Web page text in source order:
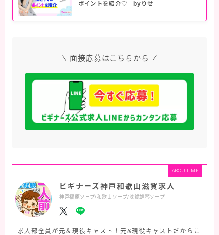
ポイントを紹介♡ byりせ
面接応募はこちらから
ABOUT ME
ビギナーズ神戸和歌山滋賀求人
神戸福原ソープ/和歌山ソープ/滋賀雄琴ソープ
求人部全員が元＆現役キャスト！元&現役キャストだからこ